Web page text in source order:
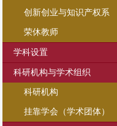
创新创业与知识产权系
荣休教师
学科设置
科研机构与学术组织
科研机构
挂靠学会（学术团体）